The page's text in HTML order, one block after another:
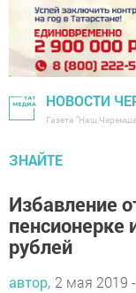
НОВОСТИ
Газета "Наш
ЗНАЙТЕ
Избавление
пенсионерке
рублей
автор, 2 мая 2019